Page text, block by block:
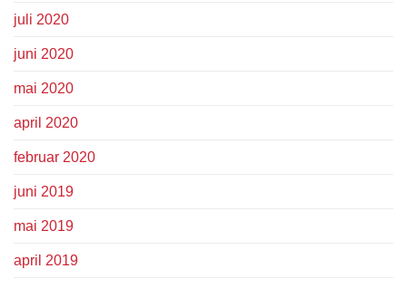
juli 2020
juni 2020
mai 2020
april 2020
februar 2020
juni 2019
mai 2019
april 2019